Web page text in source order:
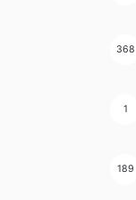
368
1
189